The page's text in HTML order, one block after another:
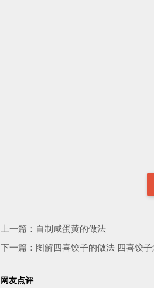
上一篇： 自制咸蛋黄的做法
下一篇： 图解四喜饺子的做法 四喜饺
网友点评